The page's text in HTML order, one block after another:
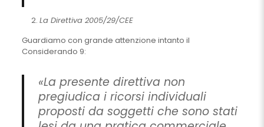
La Direttiva 2005/29/CEE
Guardiamo con grande attenzione intanto il
Considerando 9:
«La presente direttiva non
pregiudica i ricorsi individuali
proposti da soggetti che sono stati